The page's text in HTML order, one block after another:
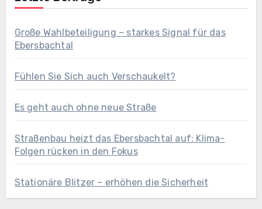
Große Wahlbeteiligung – starkes Signal für das
Ebersbachtal
Fühlen Sie Sich auch Verschaukelt?
Es geht auch ohne neue Straße
Straßenbau heizt das Ebersbachtal auf: Klima-
Folgen rücken in den Fokus
Stationäre Blitzer – erhöhen die Sicherheit